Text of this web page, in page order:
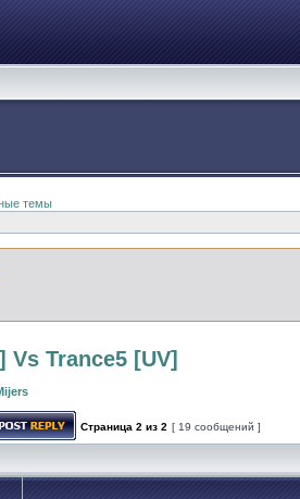
темы
Vs Trance5 [UV]
новую тему Ответить на тему
Страница 2 из 2 [ 19 сообщений ]